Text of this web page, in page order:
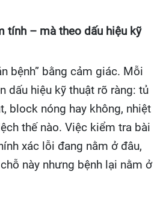
tính – mà theo dấu hiệu kỹ
bệnh” bằng cảm giác. Mỗi
dấu hiệu kỹ thuật rõ ràng: tủ
block nóng hay không, nhiệt
thế nào. Việc kiểm tra bài
xác lỗi đang nằm ở đâu,
này nhưng bệnh lại nằm ở